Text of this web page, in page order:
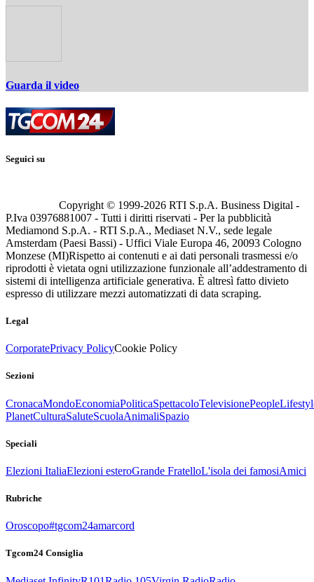
Guarda il video
Seguici su
Copyright © 1999-2026 RTI S.p.A. Business Digital -
P.Iva 03976881007 - Tutti i diritti riservati - Per la pubblicità
Mediamond S.p.A. - RTI S.p.A., Mediaset N.V., sede legale
Amsterdam (Paesi Bassi) - Uffici Viale Europa 46, 20093 Cologno
Monzese (MI)Rispetto ai contenuti e ai dati personali trasmessi e/o
riprodotti è vietata ogni utilizzazione funzionale all’addestramento di
sistemi di intelligenza artificiale generativa. È altresì fatto divieto
espresso di utilizzare mezzi automatizzati di data scraping.
Legal
CorporatePrivacy PolicyCookie Policy
Sezioni
CronacaMondoEconomiaPoliticaSpettacoloTelevisionePeople
PlanetCulturaSaluteScuolaAnimaliSpazio
Speciali
Elezioni ItaliaElezioni esteroGrande FratelloL'isola dei famosiAmici
Rubriche
Oroscopo#tgcom24amarcord
Tgcom24 Consiglia